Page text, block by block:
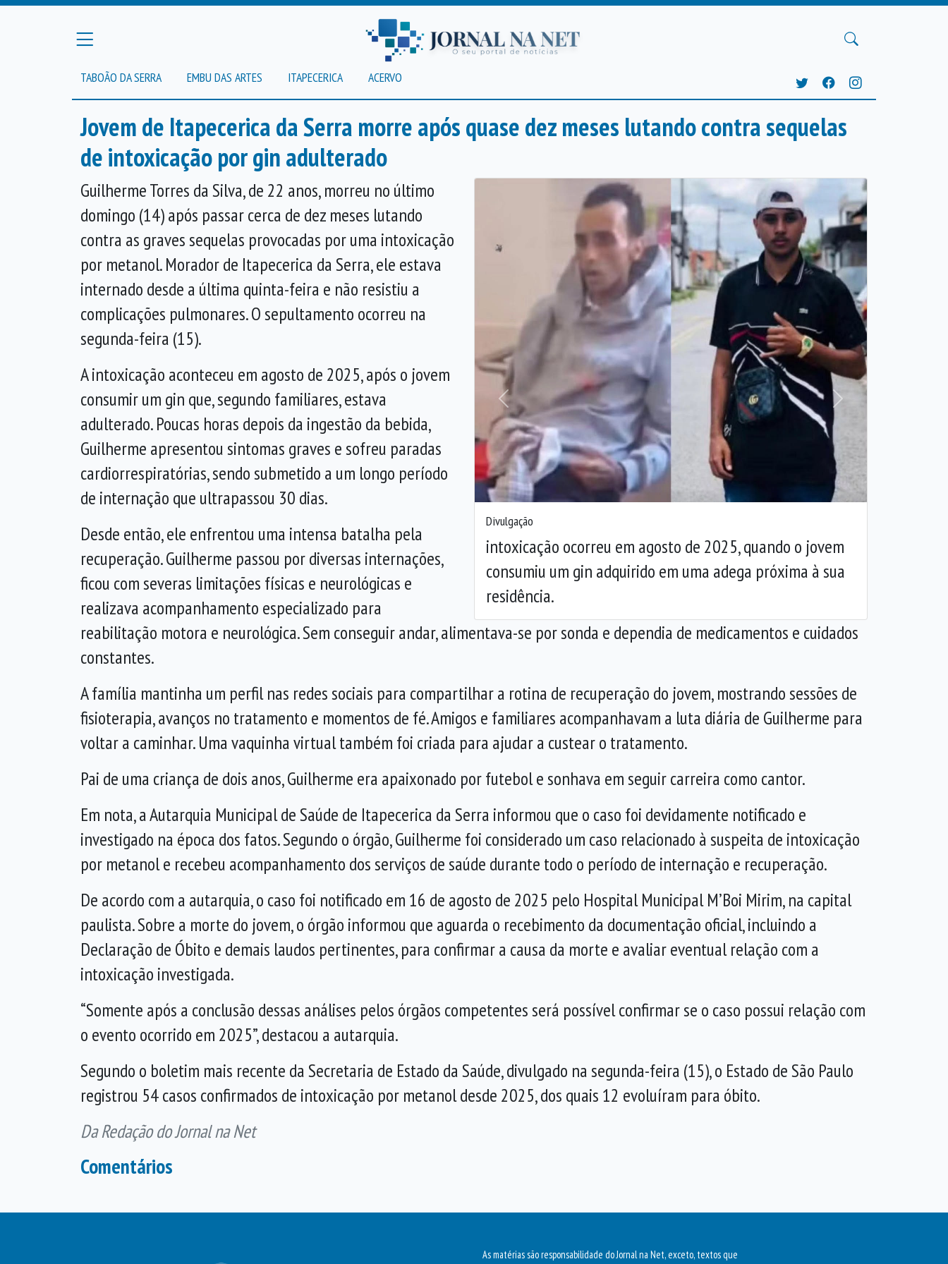
TABOÃO DA SERRA EMBU DAS ARTES ITAPECERICA ACERVO
Jovem de Itapecerica da Serra morre após quase dez meses lutando contra sequelas
de intoxicação por gin adulterado
Divulgação
intoxicação ocorreu em agosto de 2025, quando o jovem
consumiu um gin adquirido em uma adega próxima à sua
residência.
Anterior Próxima
Guilherme Torres da Silva, de 22 anos, morreu no último
domingo (14) após passar cerca de dez meses lutando
contra as graves sequelas provocadas por uma intoxicação
por metanol. Morador de Itapecerica da Serra, ele estava
internado desde a última quinta-feira e não resistiu a
complicações pulmonares. O sepultamento ocorreu na
segunda-feira (15).
A intoxicação aconteceu em agosto de 2025, após o jovem
consumir um gin que, segundo familiares, estava
adulterado. Poucas horas depois da ingestão da bebida,
Guilherme apresentou sintomas graves e sofreu paradas
cardiorrespiratórias, sendo submetido a um longo período
de internação que ultrapassou 30 dias.
Desde então, ele enfrentou uma intensa batalha pela
recuperação. Guilherme passou por diversas internações,
ficou com severas limitações físicas e neurológicas e
realizava acompanhamento especializado para
reabilitação motora e neurológica. Sem conseguir andar, alimentava-se por sonda e dependia de medicamentos e cuidados
constantes.
A família mantinha um perfil nas redes sociais para compartilhar a rotina de recuperação do jovem, mostrando sessões de
fisioterapia, avanços no tratamento e momentos de fé. Amigos e familiares acompanhavam a luta diária de Guilherme para
voltar a caminhar. Uma vaquinha virtual também foi criada para ajudar a custear o tratamento.
Pai de uma criança de dois anos, Guilherme era apaixonado por futebol e sonhava em seguir carreira como cantor.
Em nota, a Autarquia Municipal de Saúde de Itapecerica da Serra informou que o caso foi devidamente notificado e
investigado na época dos fatos. Segundo o órgão, Guilherme foi considerado um caso relacionado à suspeita de intoxicação
por metanol e recebeu acompanhamento dos serviços de saúde durante todo o período de internação e recuperação.
De acordo com a autarquia, o caso foi notificado em 16 de agosto de 2025 pelo Hospital Municipal M’Boi Mirim, na capital
paulista. Sobre a morte do jovem, o órgão informou que aguarda o recebimento da documentação oficial, incluindo a
Declaração de Óbito e demais laudos pertinentes, para confirmar a causa da morte e avaliar eventual relação com a
intoxicação investigada.
“Somente após a conclusão dessas análises pelos órgãos competentes será possível confirmar se o caso possui relação com
o evento ocorrido em 2025”, destacou a autarquia.
Segundo o boletim mais recente da Secretaria de Estado da Saúde, divulgado na segunda-feira (15), o Estado de São Paulo
registrou 54 casos confirmados de intoxicação por metanol desde 2025, dos quais 12 evoluíram para óbito.
Da Redação do Jornal na Net
Comentários
As matérias são responsabilidade do Jornal na Net, exceto, textos que